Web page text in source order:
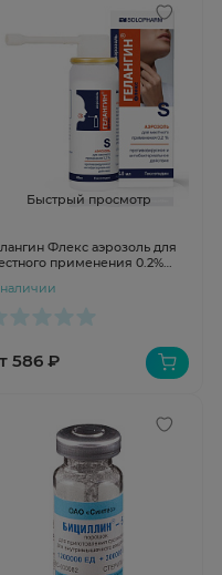
Быстрый просмотр
Флекс аэрозоль для
применения 0.2%
586 ₽